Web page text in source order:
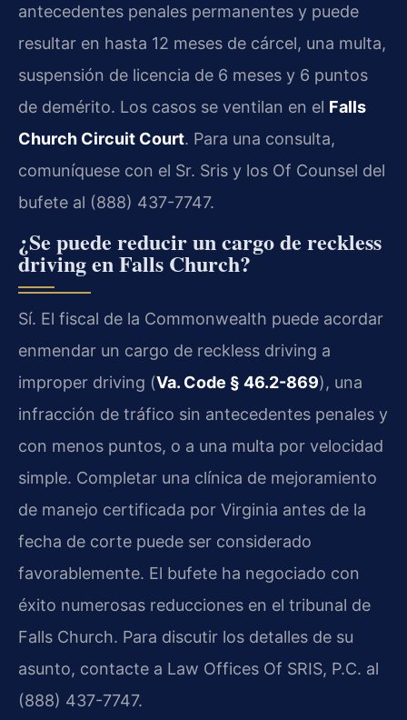
antecedentes penales permanentes y puede
resultar en hasta 12 meses de cárcel, una multa,
suspensión de licencia de 6 meses y 6 puntos
de demérito. Los casos se ventilan en el Falls
Church Circuit Court. Para una consulta,
comuníquese con el Sr. Sris y los Of Counsel del
bufete al (888) 437-7747.
¿Se puede reducir un cargo de reckless
driving en Falls Church?
Sí. El fiscal de la Commonwealth puede acordar
enmendar un cargo de reckless driving a
improper driving (Va. Code § 46.2-869), una
infracción de tráfico sin antecedentes penales y
con menos puntos, o a una multa por velocidad
simple. Completar una clínica de mejoramiento
de manejo certificada por Virginia antes de la
fecha de corte puede ser considerado
favorablemente. El bufete ha negociado con
éxito numerosas reducciones en el tribunal de
Falls Church. Para discutir los detalles de su
asunto, contacte a Law Offices Of SRIS, P.C. al
(888) 437-7747.